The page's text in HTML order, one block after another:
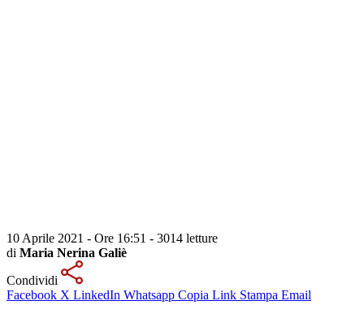
10 Aprile 2021 - Ore 16:51 - 3014 letture
di Maria Nerina Galiè
Condividi
Facebook X LinkedIn Whatsapp Copia Link Stampa Email